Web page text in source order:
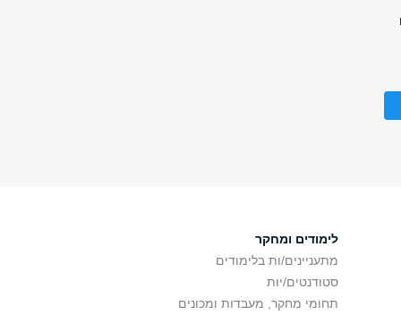
לימודים ומחקר
מתעניינים/ות בלימודים
סטודנטים/יות
תחומי מחקר, מעבדות ומכונים